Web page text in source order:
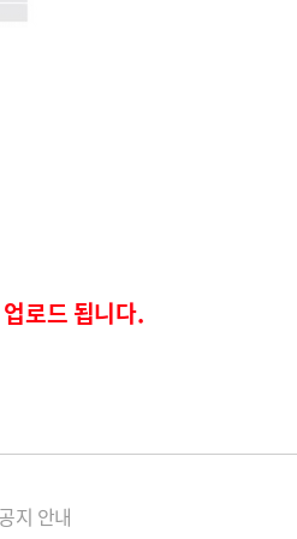
로드 됩니다.
지 안내